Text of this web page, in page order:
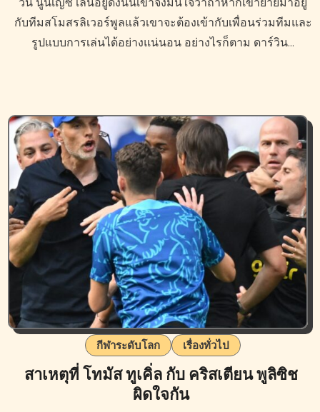
วิน นูนเญซ เล่นอยู่ดังนั้นเขาจึงมั่นใจว่าถ้าหากเขาย้ายมาอยู่
กับทีมสโมสรลิเวอร์พูลแล้วเขาจะต้องเข้ากับเพื่อนร่วมทีมและ
รูปแบบการเล่นได้อย่างแน่นอน อย่างไรก็ตาม ดาร์วิน…
กีฬาระดับโลก เรื่องทั่วไป
สาเหตุที่ โทมัส ทูเคิ่ล กับ คริสเตียน พูลิซิช
ผิดใจกัน